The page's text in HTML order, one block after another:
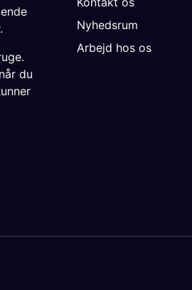
Nyhedsrum
Arbejd hos os
du